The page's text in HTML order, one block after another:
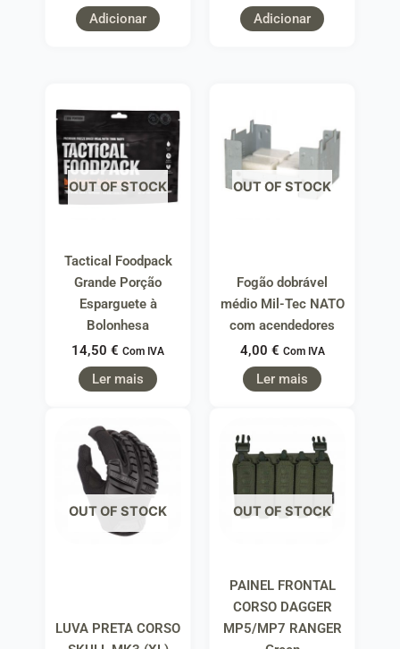
Adicionar Adicionar
OUT OF STOCK
Tactical Foodpack
Grande Porção
Esparguete à
Bolonhesa
14,50 € Com IVA
Ler mais
OUT OF STOCK
Fogão dobrável
médio Mil-Tec NATO
com acendedores
4,00 € Com IVA
Ler mais
OUT OF STOCK
LUVA PRETA CORSO
OUT OF STOCK
PAINEL FRONTAL
CORSO DAGGER
MP5/MP7 RANGER